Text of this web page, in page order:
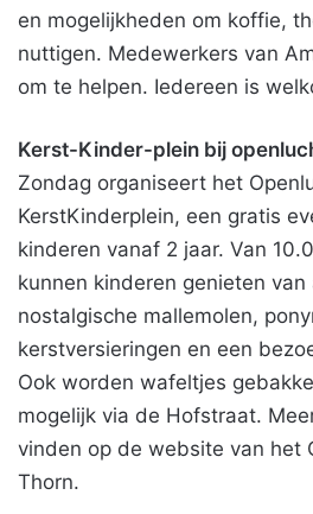
en mogelijkheden om koffie,
nuttigen. Medewerkers van
om te helpen. Iedereen is
Kerst-Kinder-plein bij
Zondag organiseert het
KerstKinderplein, een gratis
kinderen vanaf 2 jaar. Van
kunnen kinderen genieten
nostalgische mallemolen,
kerstversieringen en een
Ook worden wafeltjes
mogelijk via de Hofstraat.
vinden op de website van het
Thorn.